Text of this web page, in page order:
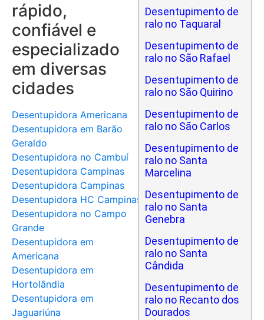
rápido,
confiável e
especializado
em diversas
cidades
Desentupidora Americana
Desentupidora em Barão
Geraldo
Desentupidora no Cambuí
Desentupidora Campinas
Desentupidora Campinas
Desentupidora HC Campinas
Desentupidora no Campo
Grande
Desentupidora em
Americana
Desentupidora em
Hortolândia
Desentupidora em
Jaguariúna
Desentupimento de
ralo no Taquaral
Desentupimento de
ralo no São Rafael
Desentupimento de
ralo no São Quirino
Desentupimento de
ralo no São Carlos
Desentupimento de
ralo no Santa
Marcelina
Desentupimento de
ralo no Santa
Genebra
Desentupimento de
ralo no Santa
Cândida
Desentupimento de
ralo no Recanto dos
Dourados